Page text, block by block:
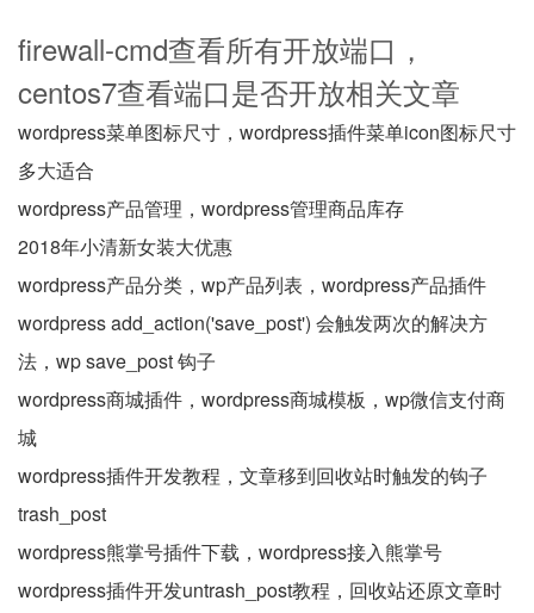
firewall-cmd查看所有开放端口，
centos7查看端口是否开放相关文章
wordpress菜单图标尺寸，wordpress插件菜单icon图标尺寸
多大适合
wordpress产品管理，wordpress管理商品库存
2018年小清新女装大优惠
wordpress产品分类，wp产品列表，wordpress产品插件
wordpress add_action('save_post') 会触发两次的解决方
法，wp save_post 钩子
wordpress商城插件，wordpress商城模板，wp微信支付商
城
wordpress插件开发教程，文章移到回收站时触发的钩子
trash_post
wordpress熊掌号插件下载，wordpress接入熊掌号
wordpress插件开发untrash_post教程，回收站还原文章时